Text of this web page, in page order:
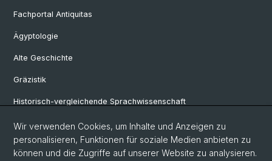
Fachportal Antiquitas
Ägyptologie
Alte Geschichte
Gräzistik
Historisch-vergleichende Sprachwissenschaft
Klassische Archäologie
Latinistik
Wir verwenden Cookies, um Inhalte und Anzeigen zu
personalisieren, Funktionen für soziale Medien anbieten zu
können und die Zugriffe auf unserer Website zu analysieren.